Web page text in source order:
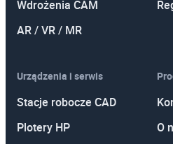
Wdrożenia CAM
AR / VR / MR
Urządzenia i serwis
Stacje robocze CAD
Plotery HP
O
CorelDRAW! Stopień II
Design Accelerator w